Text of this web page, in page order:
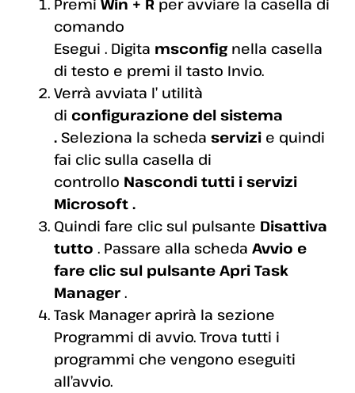
Premi Win + R per avviare la casella di
comando
Esegui . Digita msconfignella casella
di testo e premi il tasto Invio.
Verrà avviata l’ utilità
di configurazione del sistema
. Seleziona la scheda servizi e quindi
fai clic sulla casella di
controllo Nascondi tutti i servizi
Microsoft .
Quindi fare clic sul pulsante Disattiva
tutto . Passare alla scheda Avvio e
fare clic sul pulsante Apri Task
Manager .
Task Manager aprirà la sezione
Programmi di avvio. Trova tutti i
programmi che vengono eseguiti
all’avvio.